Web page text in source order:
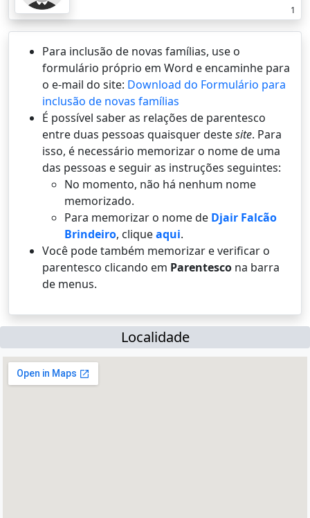
1
Para inclusão de novas famílias, use o
formulário próprio em Word e encaminhe para
o e-mail do site: Download do Formulário para
inclusão de novas famílias
É possí­vel saber as relações de parentesco
entre duas pessoas quaisquer destesite. Para
isso, é necessário memorizar o nome de uma
das pessoas e seguir as instruções seguintes:
No momento, não há nenhum nome
memorizado.
Para memorizar o nome de Djair Falcão
Brindeiro, cliqueaqui.
Você pode também memorizar e verificar o
parentesco clicando em Parentesco na barra
de menus.
Localidade